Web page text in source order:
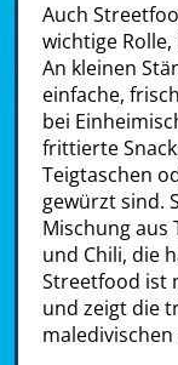
Auch
wichtige
An kleinen
einfache,
bei
frittierte
Teigtaschen
gewürzt sind.
Mischung aus
und Chili, die
Streetfood ist
und zeigt die